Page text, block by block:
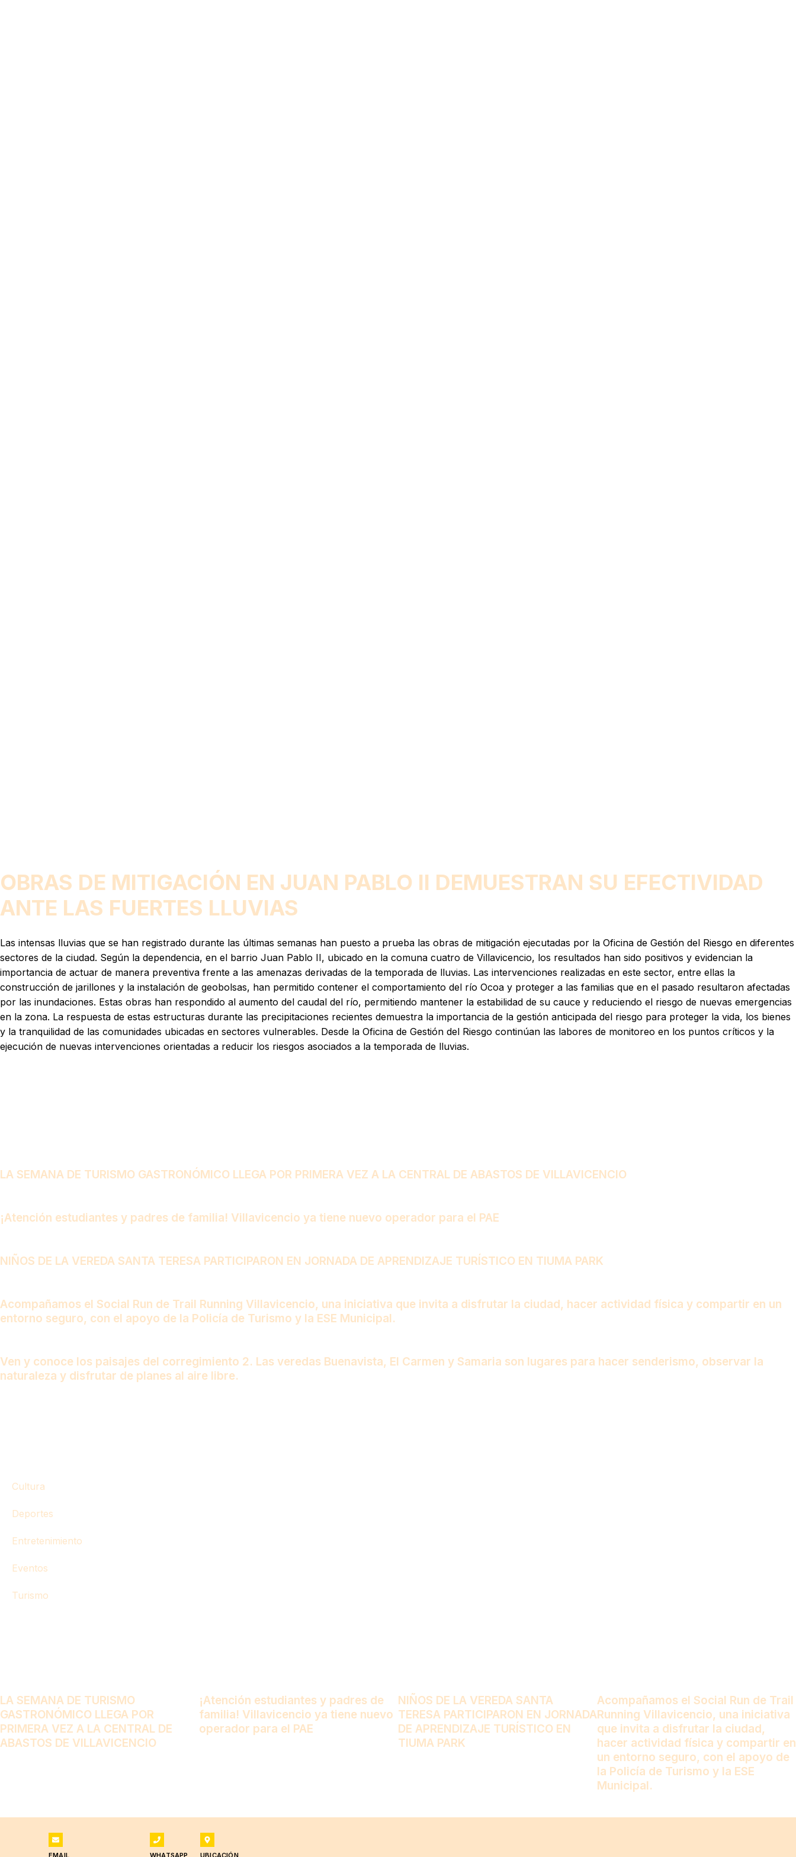
OBRAS DE MITIGACIÓN EN JUAN PABLO II DEMUESTRAN SU EFECTIVIDAD
ANTE LAS FUERTES LLUVIAS
Las intensas lluvias que se han registrado durante las últimas semanas han puesto a prueba las obras de mitigación ejecutadas por la Oficina de Gestión del Riesgo en diferentes
sectores de la ciudad. Según la dependencia, en el barrio Juan Pablo II, ubicado en la comuna cuatro de Villavicencio, los resultados han sido positivos y evidencian la
importancia de actuar de manera preventiva frente a las amenazas derivadas de la temporada de lluvias. Las intervenciones realizadas en este sector, entre ellas la
construcción de jarillones y la instalación de geobolsas, han permitido contener el comportamiento del río Ocoa y proteger a las familias que en el pasado resultaron afectadas
por las inundaciones. Estas obras han respondido al aumento del caudal del río, permitiendo mantener la estabilidad de su cauce y reduciendo el riesgo de nuevas emergencias
en la zona. La respuesta de estas estructuras durante las precipitaciones recientes demuestra la importancia de la gestión anticipada del riesgo para proteger la vida, los bienes
y la tranquilidad de las comunidades ubicadas en sectores vulnerables. Desde la Oficina de Gestión del Riesgo continúan las labores de monitoreo en los puntos críticos y la
ejecución de nuevas intervenciones orientadas a reducir los riesgos asociados a la temporada de lluvias.
LA SEMANA DE TURISMO GASTRONÓMICO LLEGA POR PRIMERA VEZ A LA CENTRAL DE ABASTOS DE VILLAVICENCIO
¡Atención estudiantes y padres de familia! Villavicencio ya tiene nuevo operador para el PAE
NIÑOS DE LA VEREDA SANTA TERESA PARTICIPARON EN JORNADA DE APRENDIZAJE TURÍSTICO EN TIUMA PARK
Acompañamos el Social Run de Trail Running Villavicencio, una iniciativa que invita a disfrutar la ciudad, hacer actividad física y compartir en un
entorno seguro, con el apoyo de la Policía de Turismo y la ESE Municipal.
Ven y conoce los paisajes del corregimiento 2. Las veredas Buenavista, El Carmen y Samaria son lugares para hacer senderismo, observar la
naturaleza y disfrutar de planes al aire libre.
Cultura
Deportes
Entretenimiento
Eventos
Turismo
LA SEMANA DE TURISMO
GASTRONÓMICO LLEGA POR
PRIMERA VEZ A LA CENTRAL DE
ABASTOS DE VILLAVICENCIO
¡Atención estudiantes y padres de
familia! Villavicencio ya tiene nuevo
operador para el PAE
NIÑOS DE LA VEREDA SANTA
TERESA PARTICIPARON EN JORNADA
DE APRENDIZAJE TURÍSTICO EN
TIUMA PARK
Acompañamos el Social Run de Trail
Running Villavicencio, una iniciativa
que invita a disfrutar la ciudad,
hacer actividad física y compartir en
un entorno seguro, con el apoyo de
la Policía de Turismo y la ESE
Municipal.
EMAIL WHATSAPP UBICACIÓN